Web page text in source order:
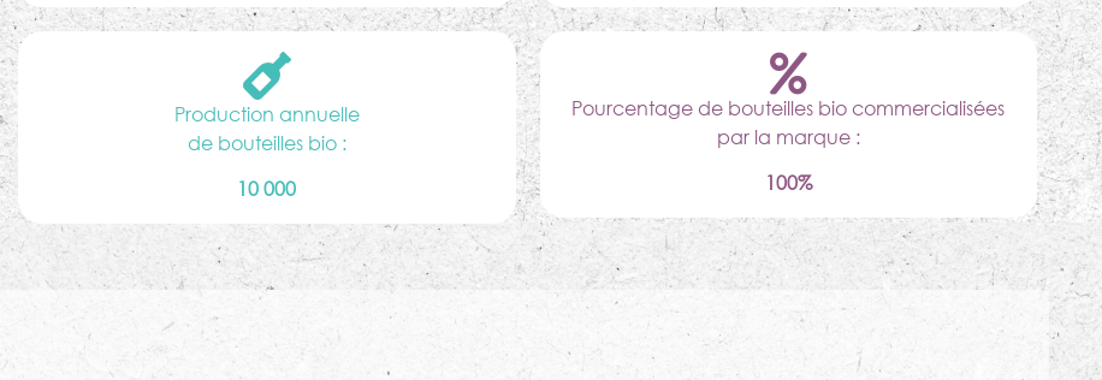
Production annuelle
de bouteilles bio :
10 000
Pourcentage de bouteilles bio commercialisées
par la marque :
100%